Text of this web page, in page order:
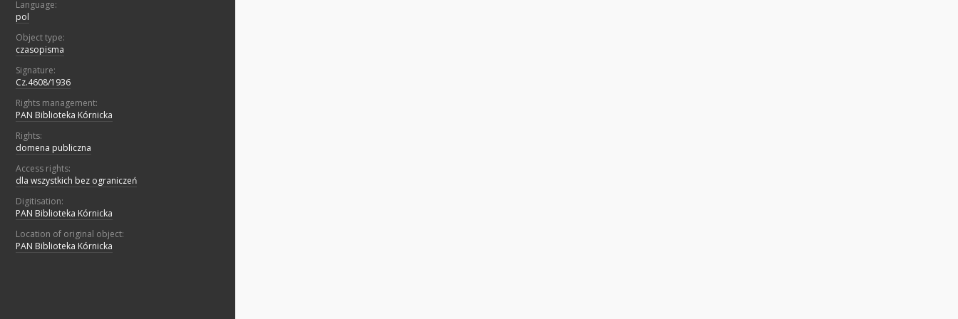
Language:
pol
Object type:
czasopisma
Signature:
Cz.4608/1936
Rights management:
PAN Biblioteka Kórnicka
Rights:
domena publiczna
Access rights:
dla wszystkich bez ograniczeń
Digitisation:
PAN Biblioteka Kórnicka
Location of original object:
PAN Biblioteka Kórnicka